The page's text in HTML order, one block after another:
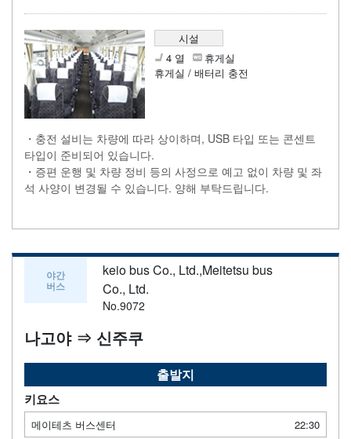
시설
4 열
휴게실
휴게실 / 배터리 충전
・충전 설비는 차량에 따라 상이하며, USB 타입 또는 콘센트
타입이 준비되어 있습니다.
・증편 운행 및 차량 정비 등의 사정으로 예고 없이 차량 및 좌
석 사양이 변경될 수 있습니다. 양해 부탁드립니다.
야간
버스
keio bus Co., Ltd.,Meitetsu bus
Co., Ltd.
No.9072
나고야 ⇒ 신주쿠
출발지
키요스
메이테츠 버스센터
22:30